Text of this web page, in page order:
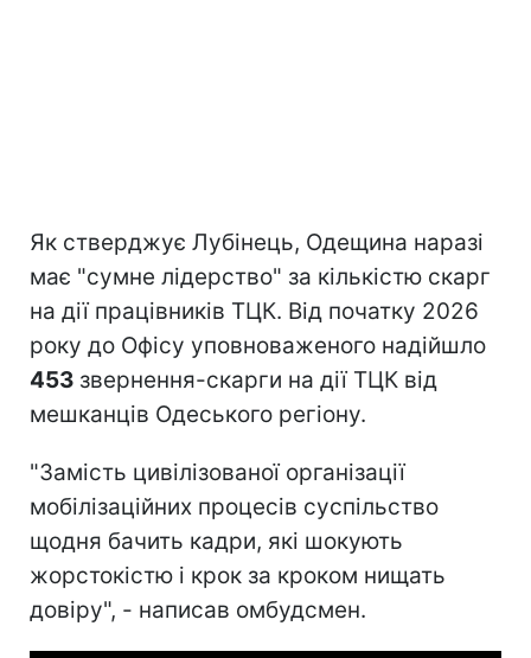
Як стверджує Лубінець, Одещина наразі
має "сумне лідерство" за кількістю скарг
на дії працівників ТЦК. Від початку 2026
року до Офісу уповноваженого надійшло
453 звернення-скарги на дії ТЦК від
мешканців Одеського регіону.
"Замість цивілізованої організації
мобілізаційних процесів суспільство
щодня бачить кадри, які шокують
жорстокістю і крок за кроком нищать
довіру", - написав омбудсмен.